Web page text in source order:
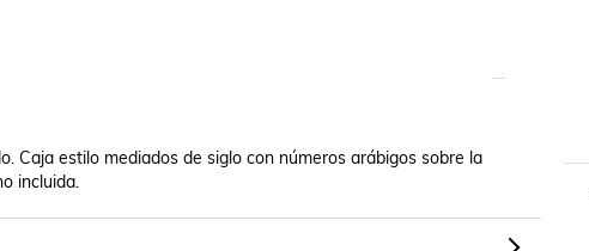
Caja estilo mediados de siglo con números arábigos sobre la
incluida.